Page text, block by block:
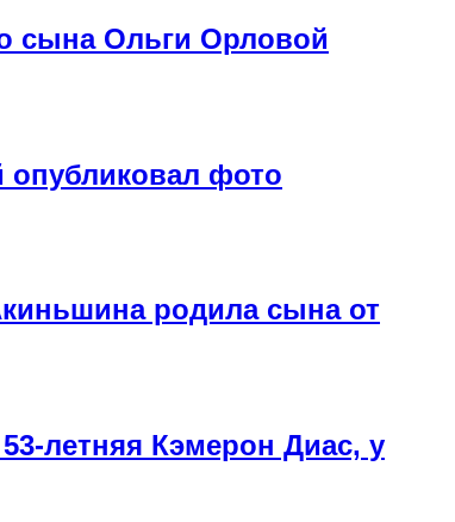
сына Ольги Орловой
опубликовал фото
родила сына от
летняя Кэмерон Диас, у